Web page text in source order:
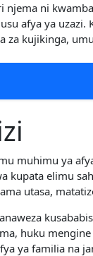
njema ni
afya ya
za kujikinga,
muhimu ya
kupata elimu
utasa,
huku
ya familia na